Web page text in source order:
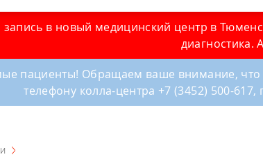
запись в новый медицинский центр в
диагностика.
пациенты! Обращаем ваше внимание, что
телефону колла-центра +7 (3452) 500-